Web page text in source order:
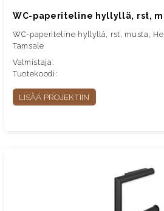
WC-paperiteline hyllyllä, rst,
WC-paperiteline hyllyllä, rst, musta,
Tamsale
Valmistaja:
Tuotekoodi:
LISÄÄ PROJEKTIIN